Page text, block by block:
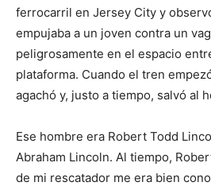
ferrocarril en Jersey City y
empujaba a un joven contra un
peligrosamente en el espacio
plataforma. Cuando el tren
agachó y, justo a tiempo, salvó al
Ese hombre era Robert Todd
Abraham Lincoln. Al tiempo,
de mi rescatador me era bien